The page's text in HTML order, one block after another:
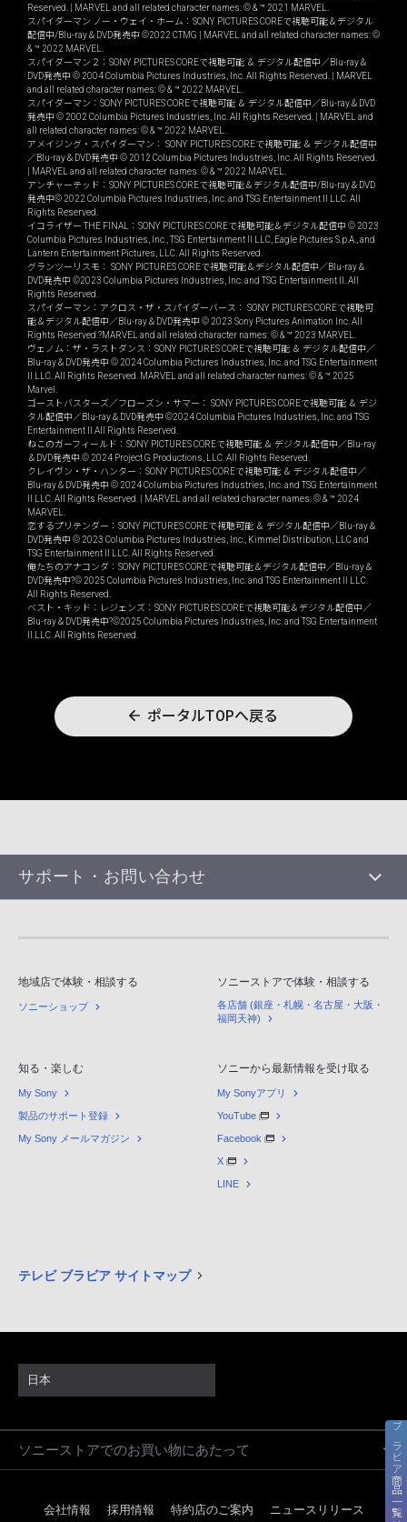
Reserved. | MARVEL and all related character names: © & ™ 2021 MARVEL.
スパイダーマン ノー・ウェイ・ホーム：SONY PICTURES COREで視聴可能＆デジタル
配信中/Blu-ray＆DVD発売中 ©2022 CTMG | MARVEL and all related character names: ©
& ™ 2022 MARVEL.
スパイダーマン２：SONY PICTURES COREで視聴可能 ＆ デジタル配信中／Blu-ray＆
DVD発売中 © 2004 Columbia Pictures Industries, Inc. All Rights Reserved. | MARVEL
and all related character names: © & ™ 2022 MARVEL.
スパイダーマン：SONY PICTURES COREで視聴可能 ＆ デジタル配信中／Blu-ray＆DVD
発売中 © 2002 Columbia Pictures Industries, Inc. All Rights Reserved. | MARVEL and
all related character names: © & ™ 2022 MARVEL.
アメイジング・スパイダーマン： SONY PICTURES COREで視聴可能 ＆ デジタル配信中
／Blu-ray＆DVD発売中 © 2012 Columbia Pictures Industries, Inc. All Rights Reserved.
| MARVEL and all related character names: © & ™ 2022 MARVEL.
アンチャーテッド：SONY PICTURES COREで視聴可能＆デジタル配信中/Blu-ray＆DVD
発売中© 2022 Columbia Pictures Industries, Inc. and TSG Entertainment II LLC. All
Rights Reserved.
イコライザー THE FINAL：SONY PICTURES COREで視聴可能＆デジタル配信中 © 2023
Columbia Pictures Industries, Inc., TSG Entertainment II LLC, Eagle Pictures S.p.A., and
Lantern Entertainment Pictures, LLC. All Rights Reserved.
グランツーリスモ： SONY PICTURES COREで視聴可能＆デジタル配信中／Blu-ray＆
DVD発売中 ©2023 Columbia Pictures Industries, Inc. and TSG Entertainment II. All
Rights Reserved.
スパイダーマン：アクロス・ザ・スパイダーバース： SONY PICTURES COREで視聴可
能＆デジタル配信中／Blu-ray＆DVD発売中 © 2023 Sony Pictures Animation Inc. All
Rights Reserved.?MARVEL and all related character names: © & ™ 2023 MARVEL.
ヴェノム：ザ・ラストダンス：SONY PICTURES COREで視聴可能 ＆ デジタル配信中／
Blu-ray＆DVD発売中 © 2024 Columbia Pictures Industries, Inc. and TSG Entertainment
II LLC. All Rights Reserved. MARVEL and all related character names: © & ™ 2025
Marvel.
ゴーストバスターズ／フローズン・サマー： SONY PICTURES COREで視聴可能 ＆ デジ
タル配信中／Blu-ray＆DVD発売中 ©2024 Columbia Pictures Industries, Inc. and TSG
Entertainment II All Rights Reserved.
ねこのガーフィールド：SONY PICTURES COREで視聴可能 ＆ デジタル配信中／Blu-ray
＆DVD発売中 © 2024 Project G Productions, LLC. All Rights Reserved.
クレイヴン・ザ・ハンター：SONY PICTURES COREで視聴可能 ＆ デジタル配信中／
Blu-ray＆DVD発売中 © 2024 Columbia Pictures Industries, Inc. and TSG Entertainment
II LLC. All Rights Reserved. | MARVEL and all related character names: © & ™ 2024
MARVEL.
恋するプリテンダー：SONY PICTURES COREで視聴可能 ＆ デジタル配信中／Blu-ray＆
DVD発売中 © 2023 Columbia Pictures Industries, Inc., Kimmel Distribution, LLC and
TSG Entertainment II LLC. All Rights Reserved.
俺たちのアナコンダ：SONY PICTURES COREで視聴可能＆デジタル配信中／Blu-ray＆
DVD発売中?© 2025 Columbia Pictures Industries, Inc. and TSG Entertainment II LLC.
All Rights Reserved.
ベスト・キッド：レジェンズ：SONY PICTURES COREで視聴可能＆デジタル配信中／
Blu-ray＆DVD発売中?©2025 Columbia Pictures Industries, Inc. and TSG Entertainment
II LLC. All Rights Reserved.
ポータルTOPへ戻る
サポート・お問い合わせ
地域店で体験・相談する
ソニーショップ
ソニーストアで体験・相談する
各店舗 (銀座・札幌・名古屋・大阪・
福岡天神)
知る・楽しむ
My Sony
製品のサポート登録
My Sony メールマガジン
ソニーから最新情報を受け取る
My Sonyアプリ
YouTube
Facebook
X
LINE
テレビ ブラビア サイトマップ
日本
ソニーストアでのお買い物にあたって
会社情報 採用情報 特約店のご案内 ニュースリリース